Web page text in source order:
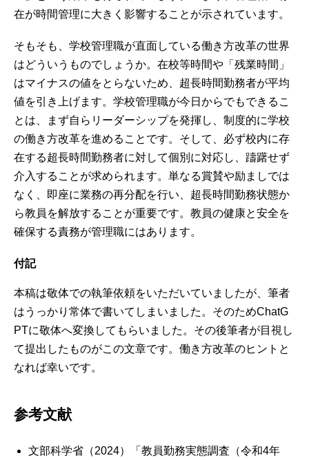
在が時間管理に大きく影響することが示されています。
そもそも、学校管理職が直面している働き方改革の世界
はどういうものでしょうか。在校等時間や「残業時間」
はマイナスの値をとらないため、超長時間勤務者が平均
値を引き上げます。学校管理職が今日からでもできるこ
とは、まず自らリーダーシップを発揮し、制度的に学校
の働き方改革を進めることです。そして、必ず校内に存
在する超長時間勤務者に対して個別に対応し、躊躇せず
介入することが求められます。単なる賞賛や励ましでは
なく、即座に業務の再分配を行い、超長時間勤務状態か
ら教員を解放することが重要です。教員の健康と安全を
確保する責務が管理職にはあります。
付記
本稿は敬体での執筆依頼をいただいていましたが、筆者
はうっかり常体で書いてしまいました。そのためChatG
PTに敬体へ変換してもらいました。その後筆者が目視し
て提出したものがこの文章です。働き方改革のヒントと
なれば幸いです。
参考文献
文部科学省（2024）「教員勤務実態調査（令和4年